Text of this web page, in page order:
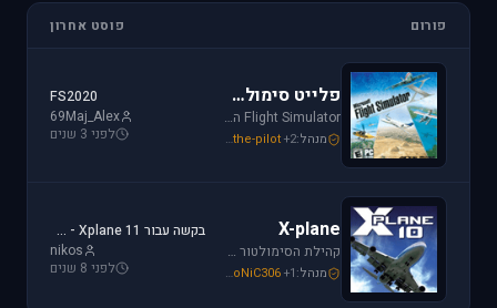
פורום פוסט אחרון
פלייט סימולטור
Flight Simulator הוא סימולטור טיסה הפופולארי והריאליסטי ביותר בתחום התעופה האזרחית. שתף וקבל תמיכה עבור שדות תעופה, סינרים, צביעות ומטוסים עבור FSX ו-FS2004.
מנהל: Mike_69th ,the-pilot+2
FS2020
69Maj_Alex
לפני 3 שנים
X-plane
קהילת הסימולטור X-plane, סימולטור העתיד של התעופה האזרחית. בפורום תוכלו לקבל מידע ותמיכה. אז קדימה, תפסו את הג'ויסטיק והצטרפו לחוויה.
מנהל: Mike_69th SoNiC306+1
בקשה עבור Xplane 11 - צביעה של חברת ישראייר למטוס FF A320
nikos
לפני 8 שנים